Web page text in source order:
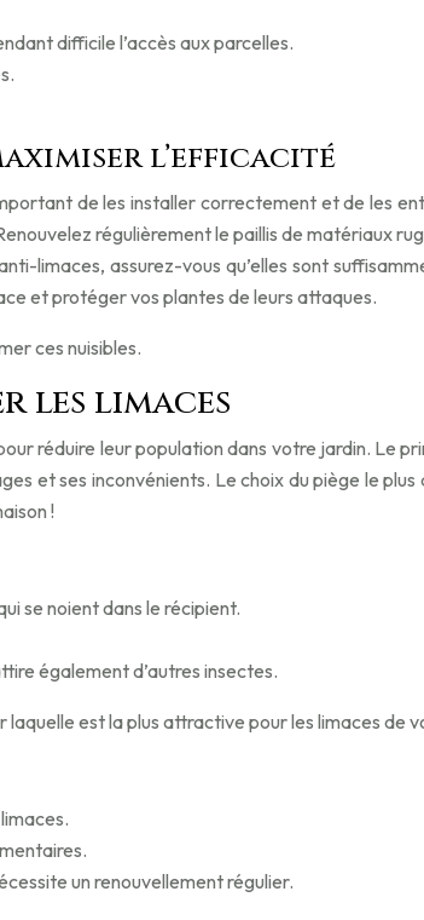
difficile l’accès aux parcelles.
l’efficacité
de les installer correctement et de les
régulièrement le paillis de matériaux
limaces, assurez-vous qu’elles sont
et protéger vos plantes de leurs attaques.
ces nuisibles.
les limaces
réduire leur population dans votre jardin. Le
et ses inconvénients. Le choix du piège le
!
se noient dans le récipient.
également d’autres insectes.
est la plus attractive pour les limaces de
un renouvellement régulier.